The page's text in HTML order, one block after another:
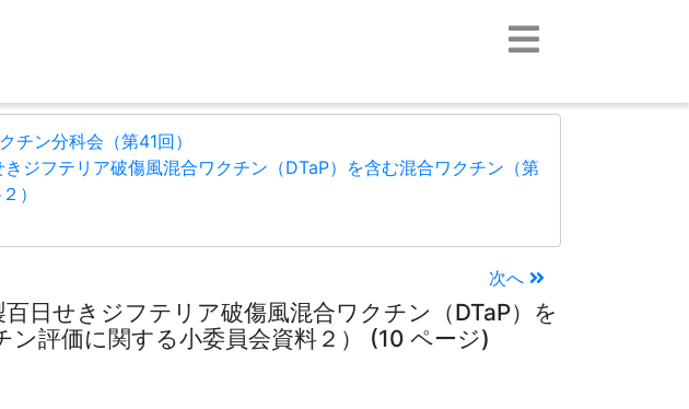
チン分科会（第41回）
ジフテリア破傷風混合ワクチン（DTaP）を含む混合ワクチン（第
）
次へ
日せきジフテリア破傷風混合ワクチン（DTaP）を
評価に関する小委員会資料２） (10 ページ)